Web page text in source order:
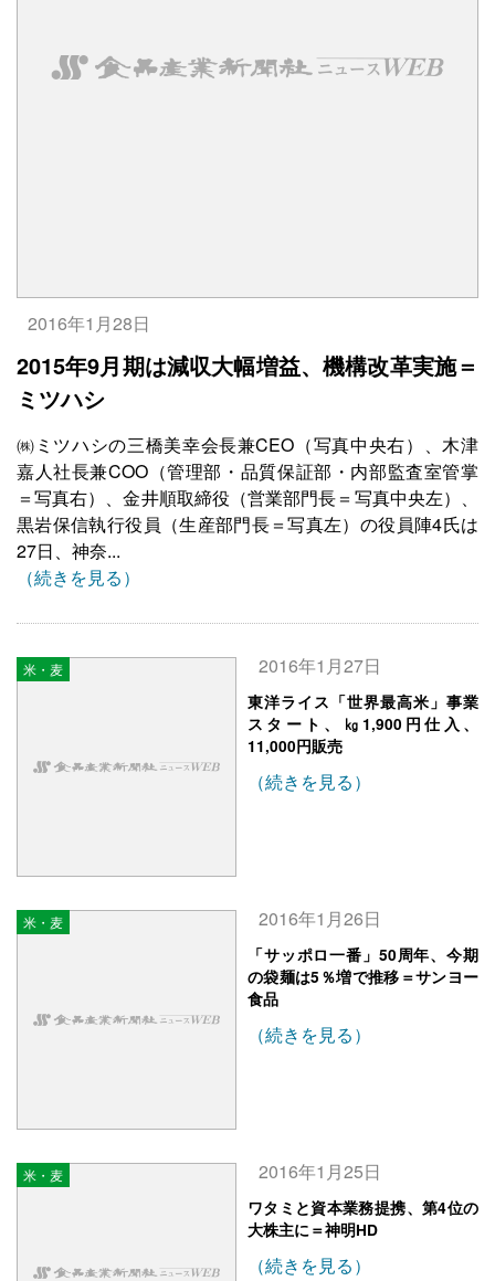
2016年1月28日
2015年9月期は減収大幅増益、機構改革実施＝
ミツハシ
㈱ミツハシの三橋美幸会長兼CEO（写真中央右）、木津
嘉人社長兼COO（管理部・品質保証部・内部監査室管掌
＝写真右）、金井順取締役（営業部門長＝写真中央左）、
黒岩保信執行役員（生産部門長＝写真左）の役員陣4氏は
27日、神奈...
（続きを見る）
米・麦 2016年1月27日
東洋ライス「世界最高米」事業
スタート、㎏1,900円仕入、
11,000円販売
（続きを見る）
米・麦 2016年1月26日
「サッポロ一番」50周年、今期
の袋麺は5％増で推移＝サンヨー
食品
（続きを見る）
米・麦 2016年1月25日
ワタミと資本業務提携、第4位の
大株主に＝神明HD
（続きを見る）